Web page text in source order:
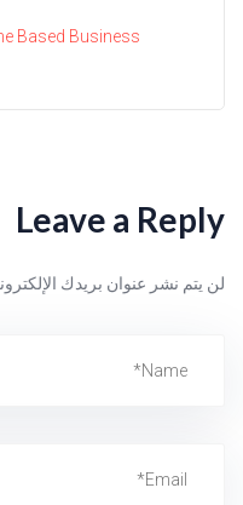
Based Business
Leave a Reply
لن يتم نشر عنوان بريدك